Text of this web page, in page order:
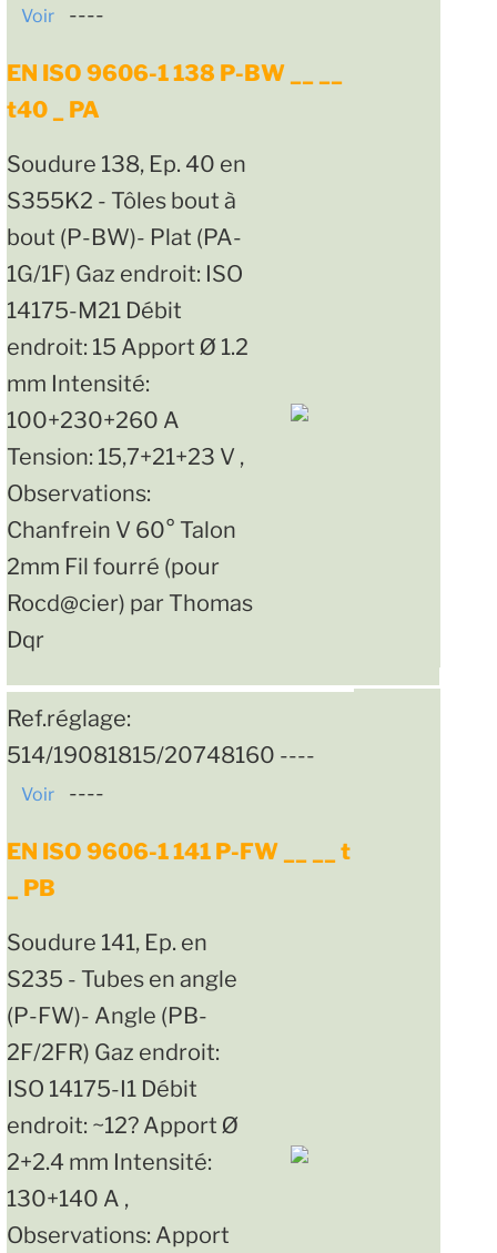
Voir ----
EN ISO 9606-1 138 P-BW __ __
t40 _ PA
Soudure 138, Ep. 40 en
S355K2 - Tôles bout à
bout (P-BW)- Plat (PA-
1G/1F) Gaz endroit: ISO
14175-M21 Débit
endroit: 15 Apport Ø 1.2
mm Intensité:
100+230+260 A
Tension: 15,7+21+23 V ,
Observations:
Chanfrein V 60° Talon
2mm Fil fourré (pour
Rocd@cier) par Thomas
Dqr
Ref.réglage:
514/19081815/20748160 ----
Voir ----
EN ISO 9606-1 141 P-FW __ __ t
_ PB
Soudure 141, Ep. en
S235 - Tubes en angle
(P-FW)- Angle (PB-
2F/2FR) Gaz endroit:
ISO 14175-I1 Débit
endroit: ~12? Apport Ø
2+2.4 mm Intensité:
130+140 A ,
Observations: Apport